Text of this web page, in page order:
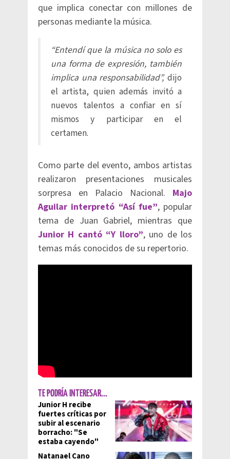
que implica conectar con millones de
personas mediante la música.
“Entendí que la música no solo es
una forma de expresión, también
implica una responsabilidad”,dijo
el artista, quien además invitó a
nuevos talentos a confiar en sí
mismos y participar en el
certamen.
Como parte del evento, ambos artistas
realizaron presentaciones musicales
sorpresa en Palacio Nacional. Majo
Aguilar interpretó “Así fue”, popular
tema de Juan Gabriel, mientras que
Junior H cantó “Y lloro”, uno de los
temas más conocidos de su repertorio.
TE PODRÍA INTERESAR...
Junior H recibe
fuertes críticas por
subir al escenario
borracho: "Se
estaba cayendo"
Natanael Cano